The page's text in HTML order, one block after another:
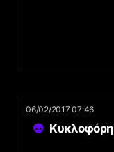
06/02/2017 07:46